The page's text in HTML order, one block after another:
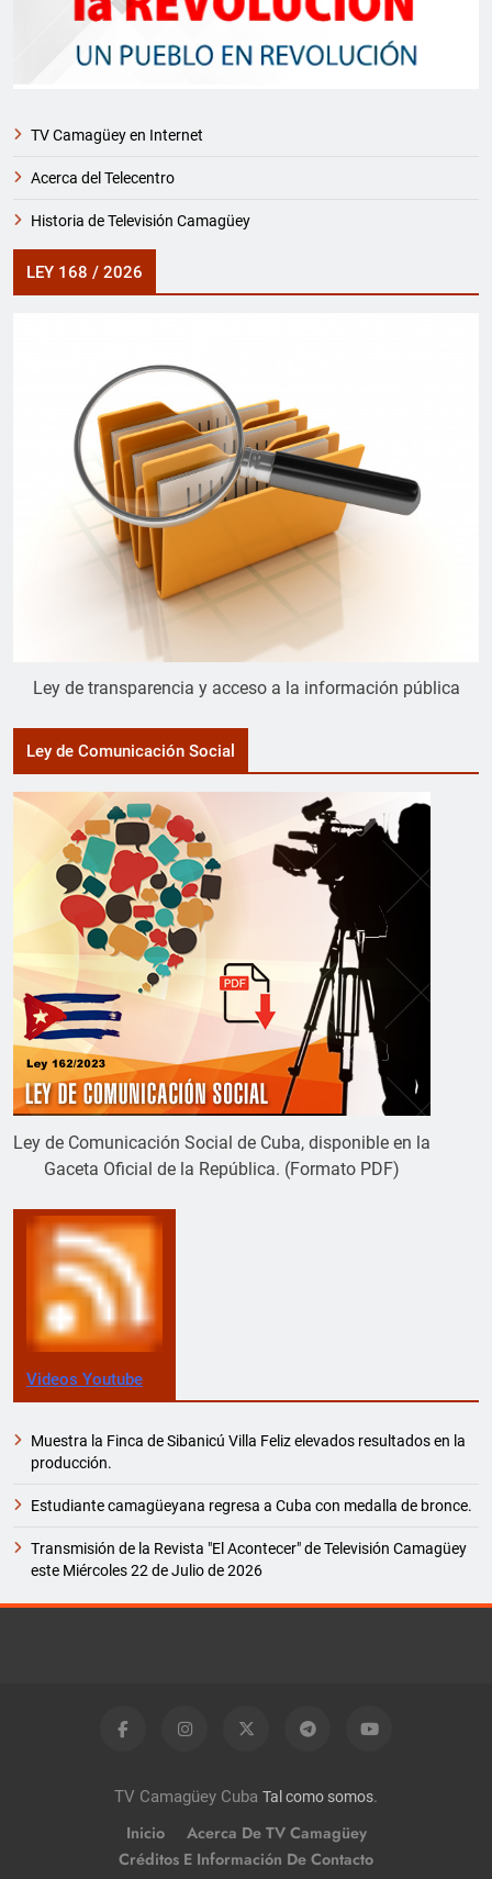
TV Camagüey en Internet
Acerca del Telecentro
Historia de Televisión Camagüey
LEY 168 / 2026
Ley de transparencia y acceso a la información pública
Ley de Comunicación Social
Ley de Comunicación Social de Cuba, disponible en la
Gaceta Oficial de la República. (Formato PDF)
Videos Youtube
Muestra la Finca de Sibanicú Villa Feliz elevados resultados en la
producción.
Estudiante camagüeyana regresa a Cuba con medalla de bronce.
Transmisión de la Revista "El Acontecer" de Televisión Camagüey
este Miércoles 22 de Julio de 2026
TV Camagüey Cuba Tal como somos.
Inicio
Acerca De TV Camagüey
Créditos E Información De Contacto